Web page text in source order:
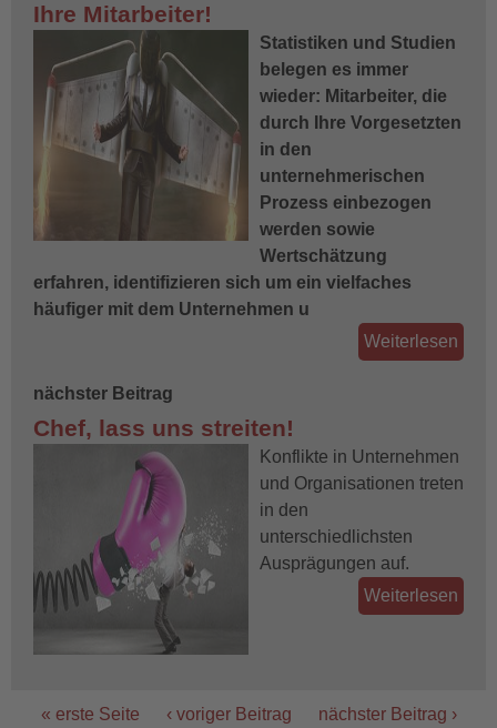
Ihre Mitarbeiter!
Statistiken und Studien
belegen es immer
wieder: Mitarbeiter, die
durch Ihre Vorgesetzten
in den
unternehmerischen
Prozess einbezogen
werden sowie
Wertschätzung
erfahren, identifizieren sich um ein vielfaches
häufiger mit dem Unternehmen u
Weiterlesen
nächster Beitrag
Chef, lass uns streiten!
Konflikte in Unternehmen
und Organisationen treten
in den
unterschiedlichsten
Ausprägungen auf.
Weiterlesen
« erste Seite ‹ voriger Beitrag nächster Beitrag ›